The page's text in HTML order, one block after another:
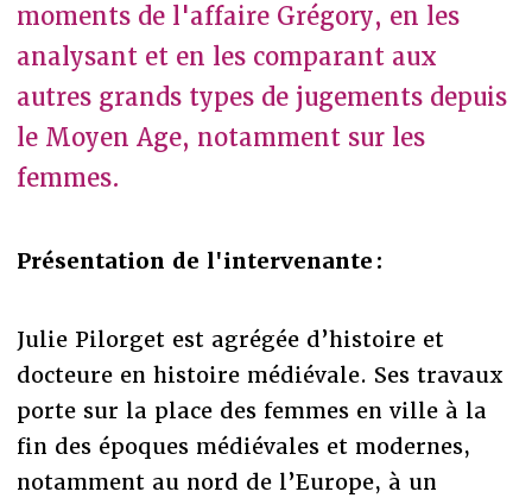
moments de l'affaire Grégory, en les
analysant et en les comparant aux
autres grands types de jugements depuis
le Moyen Age, notamment sur les
femmes.
Présentation de l'intervenante :
Julie Pilorget est agrégée d’histoire et
docteure en histoire médiévale. Ses travaux
porte sur la place des femmes en ville à la
fin des époques médiévales et modernes,
notamment au nord de l’Europe, à un